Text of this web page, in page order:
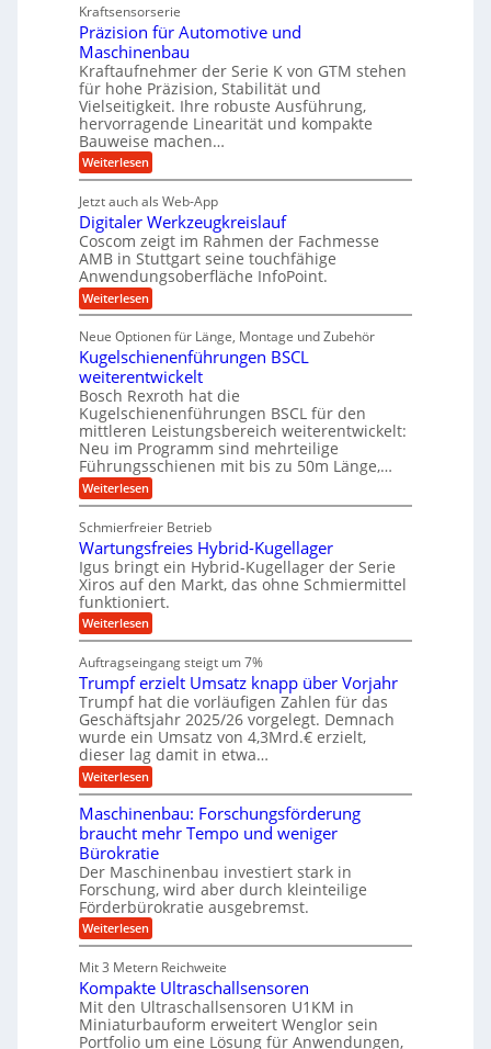
i
n
d
e
t
r
i
e
b
e
f
ü
r
r
a
e
U
m
g
e
b
u
n
g
e
n
n
d
A
u
f
t
r
a
g
s
e
i
n
g
a
n
g
l
o
s
e
,
w
e
n
i
g
e
r
S
t
e
l
e
n
h
n
s
t
a
n
g
e
n
g
e
t
r
i
e
b
e
f
ü
r
r
ä
z
i
s
e
u
b
b
e
w
e
g
u
n
g
e
n
Kraftsensorserie
Präzision für Automotive und
Maschinenbau
Kraftaufnehmer der Serie K von GTM stehen
für hohe Präzision, Stabilität und
Vielseitigkeit. Ihre robuste Ausführung,
hervorragende Linearität und kompakte
Bauweise machen…
Weiterlesen:
P
ä
z
i
s
i
o
n
f
r
A
u
t
o
m
o
t
i
v
e
n
d
M
a
s
c
h
i
e
n
b
a
u
Jetzt auch als Web-App
Digitaler Werkzeugkreislauf
Coscom zeigt im Rahmen der Fachmesse
AMB in Stuttgart seine touchfähige
Anwendungsoberfläche InfoPoint.
Weiterlesen:
D
g
i
t
a
l
e
r
W
e
r
k
z
e
u
g
k
r
e
i
s
a
u
f
Neue Optionen für Länge, Montage und Zubehör
Kugelschienenführungen BSCL
weiterentwickelt
Bosch Rexroth hat die
Kugelschienenführungen BSCL für den
mittleren Leistungsbereich weiterentwickelt:
Neu im Programm sind mehrteilige
Führungsschienen mit bis zu 50m Länge,…
Weiterlesen:
K
g
e
l
s
c
h
i
e
e
n
f
ü
h
r
u
n
g
e
n
B
S
C
L
w
e
i
t
e
e
n
t
w
Schmierfreier Betrieb
Wartungsfreies Hybrid-Kugellager
Igus bringt ein Hybrid-Kugellager der Serie
Xiros auf den Markt, das ohne Schmiermittel
funktioniert.
Weiterlesen:
W
r
t
u
n
g
s
f
r
e
e
s
H
y
b
r
i
d
-
u
g
e
l
l
Auftragseingang steigt um 7%
Trumpf erzielt Umsatz knapp über Vorjahr
Trumpf hat die vorläufigen Zahlen für das
Geschäftsjahr 2025/26 vorgelegt. Demnach
wurde ein Umsatz von 4,3Mrd.€ erzielt,
dieser lag damit in etwa…
Weiterlesen:
T
u
m
p
f
e
r
z
i
e
t
U
m
s
a
Maschinenbau: Forschungsförderung
braucht mehr Tempo und weniger
Bürokratie
Der Maschinenbau investiert stark in
Forschung, wird aber durch kleinteilige
Förderbürokratie ausgebremst.
Weiterlesen:
M
s
c
h
i
n
Mit 3 Metern Reichweite
Kompakte Ultraschallsensoren
Mit den Ultraschallsensoren U1KM in
Miniaturbauform erweitert Wenglor sein
Portfolio um eine Lösung für Anwendungen,